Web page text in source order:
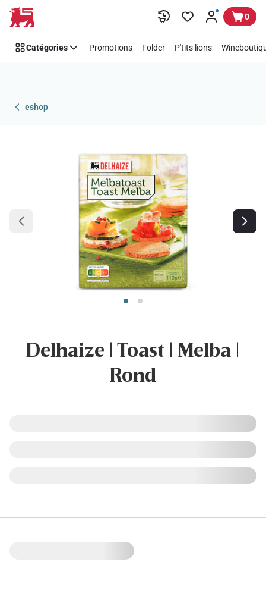
Passer 0
Catégories Promotions Folder P'tits lions
eshop
Delhaize | Toast | Melba |
Rond